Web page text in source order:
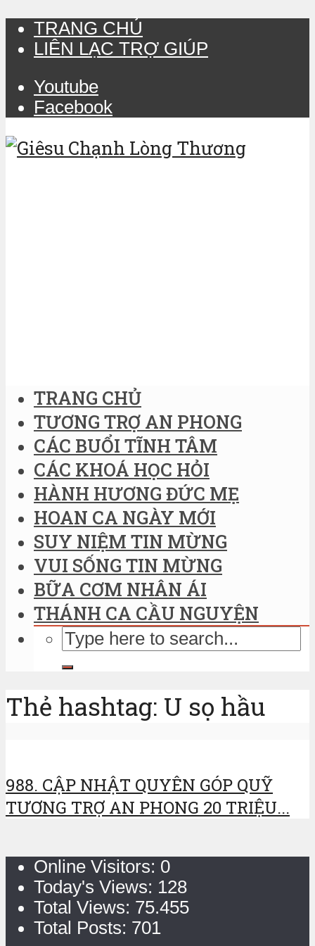
TRANG CHỦ
LIÊN LẠC TRỢ GIÚP
Youtube
Facebook
TRANG CHỦ
TƯƠNG TRỢ AN PHONG
CÁC BUỔI TĨNH TÂM
CÁC KHOÁ HỌC HỎI
HÀNH HƯƠNG ĐỨC MẸ
HOAN CA NGÀY MỚI
SUY NIỆM TIN MỪNG
VUI SỐNG TIN MỪNG
BỮA CƠM NHÂN ÁI
THÁNH CA CẦU NGUYỆN
Thẻ hashtag: U sọ hầu
988. CẬP NHẬT QUYÊN GÓP QUỸ
TƯƠNG TRỢ AN PHONG 20 TRIỆU...
Online Visitors: 0
Today's Views: 128
Total Views: 75.455
Total Posts: 701